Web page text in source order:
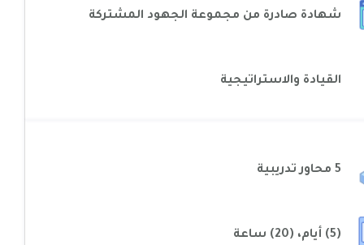
شهادة صادرة من مجموعة الجهود المشتركة
القيادة والاستراتيجية
(5) أيام، (20) ساعة